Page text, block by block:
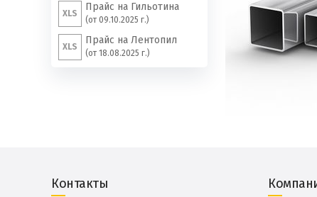
XLS
Прайс на Гильотина
(от 09.10.2025 г.)
XLS
Прайс на Лентопил
(от 18.08.2025 г.)
Контакты